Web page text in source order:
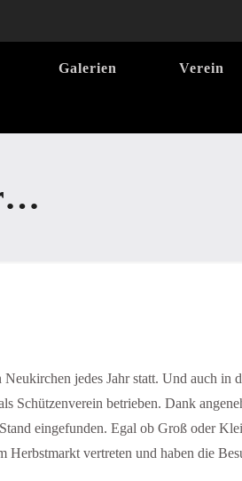
Galerien Verein
jedes Jahr statt. Und auch in
Schützenverein betrieben. Dank
eingefunden. Egal ob Groß oder
vertreten und haben die